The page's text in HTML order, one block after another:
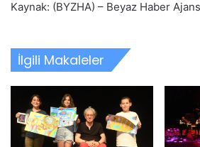
Kaynak: (BYZHA) – Beyaz Haber
İlgili Makaleler